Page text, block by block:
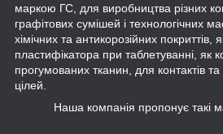
маркою ГС, для виробництва різних
графітових сумішей і технологічних
хімічних та антикорозійних покриттів,
пластифікатора при таблетуванні, як
прогумованих тканин, для контактів
цілей.
Наша компанія пропонує такі